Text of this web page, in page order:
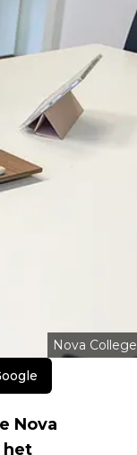
Nova College
Nova
het